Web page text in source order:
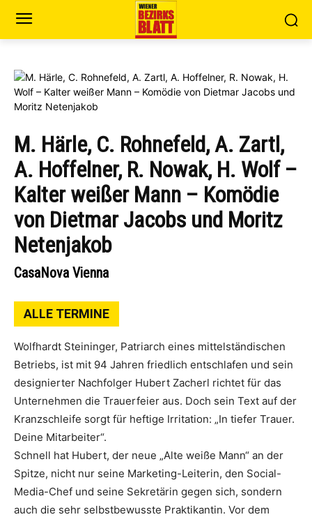
M. Härle, C. Rohnefeld, A. Zartl,
A. Hoffelner, R. Nowak, H. Wolf –
Kalter weißer Mann – Komödie
von Dietmar Jacobs und Moritz
Netenjakob
CasaNova Vienna
ALLE TERMINE
Wolfhardt Steininger, Patriarch eines mittelständischen
Betriebs, ist mit 94 Jahren friedlich entschlafen und sein
designierter Nachfolger Hubert Zacherl richtet für das
Unternehmen die Trauerfeier aus. Doch sein Text auf der
Kranzschleife sorgt für heftige Irritation: „In tiefer Trauer.
Deine Mitarbeiter“.
Schnell hat Hubert, der neue „Alte weiße Mann“ an der
Spitze, nicht nur seine Marketing-Leiterin, den Social-
Media-Chef und seine Sekretärin gegen sich, sondern
auch die sehr selbstbewusste Praktikantin. Vor dem